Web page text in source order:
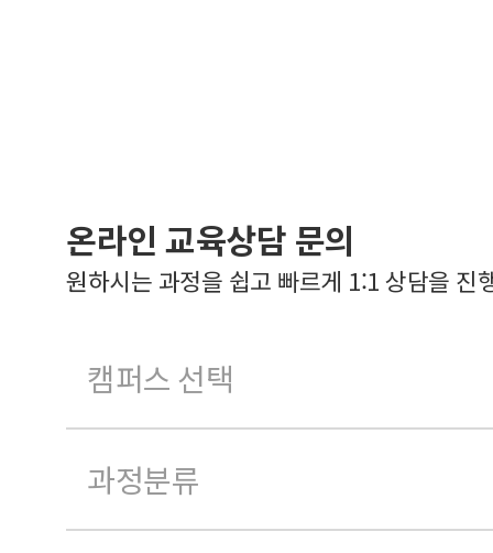
온라인 교육상담 문의
원하시는 과정을 쉽고 빠르게 1:1 상담을 진